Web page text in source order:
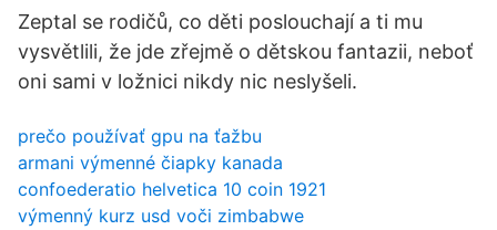
Zeptal se rodičů, co děti poslouchají a ti mu
vysvětlili, že jde zřejmě o dětskou fantazii, neboť
oni sami v ložnici nikdy nic neslyšeli.
prečo používať gpu na ťažbu
armani výmenné čiapky kanada
confoederatio helvetica 10 coin 1921
výmenný kurz usd voči zimbabwe